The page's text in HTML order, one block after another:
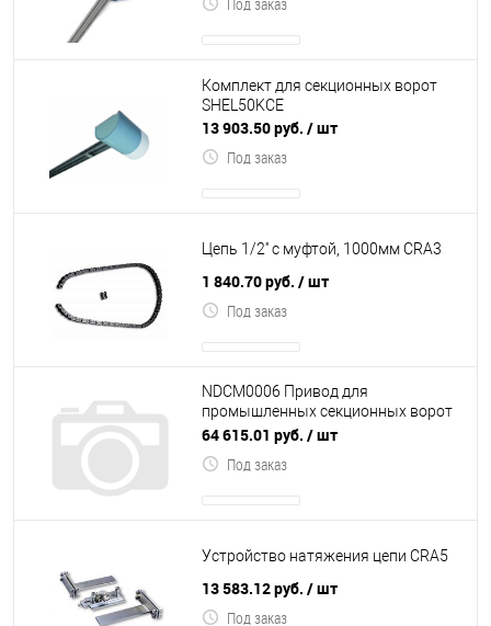
Комплект для секционных ворот
SHEL50KCE
13 903.50 руб. / шт
Под заказ
Цепь 1/2'' с муфтой, 1000мм CRA3
1 840.70 руб. / шт
Под заказ
NDCM0006 Привод для
промышленных секционных ворот
SD-100-24 (400 В, 100 Нм, 24 об.мин,
64 615.01 руб. / шт
Под заказ
Устройство натяжения цепи CRA5
13 583.12 руб. / шт
Под заказ